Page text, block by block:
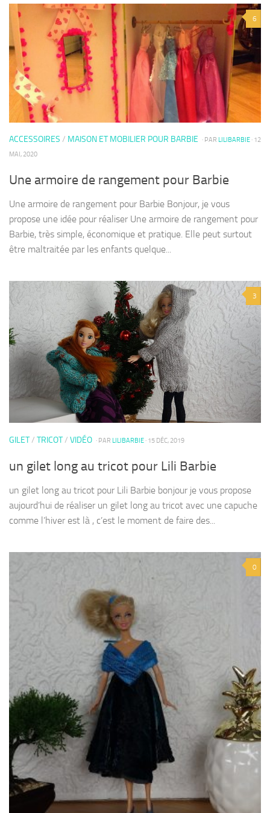
6
ACCESSOIRES / MAISON ET MOBILIER POUR BARBIE · PAR LILIBARBIE · 12
MAI, 2020
Une armoire de rangement pour Barbie
Une armoire de rangement pour Barbie Bonjour, je vous
propose une idée pour réaliser Une armoire de rangement pour
Barbie, très simple, économique et pratique. Elle peut surtout
être maltraitée par les enfants quelque...
3
GILET/ TRICOT/ VIDÉO · PAR LILIBARBIE · 15 DÉC, 2019
un gilet long au tricot pour Lili Barbie
un gilet long au tricot pour Lili Barbie bonjour je vous propose
aujourd’hui de réaliser un gilet long au tricot avec une capuche
comme l’hiver est là , c’est le moment de faire des...
0